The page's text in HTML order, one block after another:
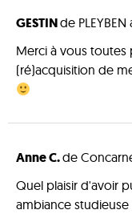
GESTINde PLEYBEN
Merci à vous
(ré)acquisition de
Anne C.de
Quel plaisir d'avoir
ambiance